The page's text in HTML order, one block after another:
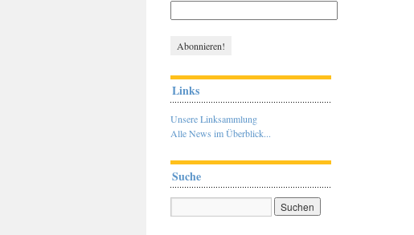
Links
Unsere Linksammlung
Alle News im Überblick...
Suche